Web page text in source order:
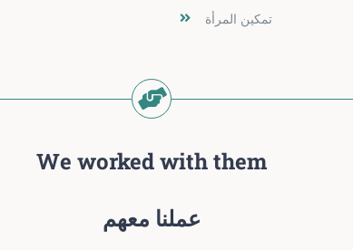
تمكين المرأة
We worked with them
عملنا معهم